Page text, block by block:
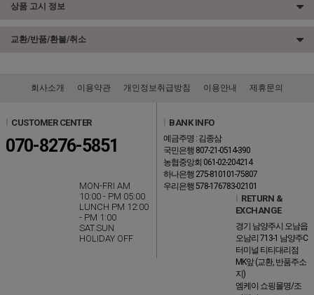
상품 고시 정보
교환/반품/환불/취소
회사소개 이용약관 개인정보취급방침 이용안내 제휴문의
CUSTOMER CENTER
070-8276-5851
MON-FRI AM
10:00 - PM 05:00
LUNCH PM 12:00
- PM 1:00
SAT.SUN
HOLIDAY OFF
BANK INFO
예금주명 : 김종삼
국민은행 807-21-0514-390
농협중앙회 061-02-204214
하나은행 275-810101-75807
우리은행 578-176783-02101
RETURN &
EXCHANGE
경기 남양주시 오남읍
오남리 713-1 남양주C
터미널 티티대리점
MK앞 (교환, 반품주소
지)
엠케이 쇼핑몰명/조